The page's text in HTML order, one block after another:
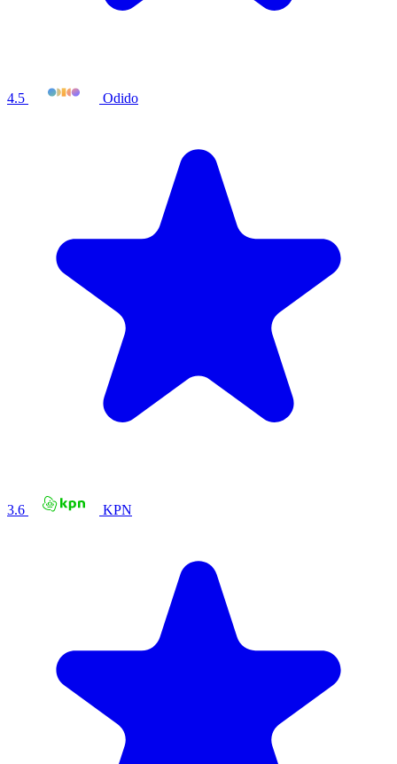
4.5 Odido
3.6 KPN